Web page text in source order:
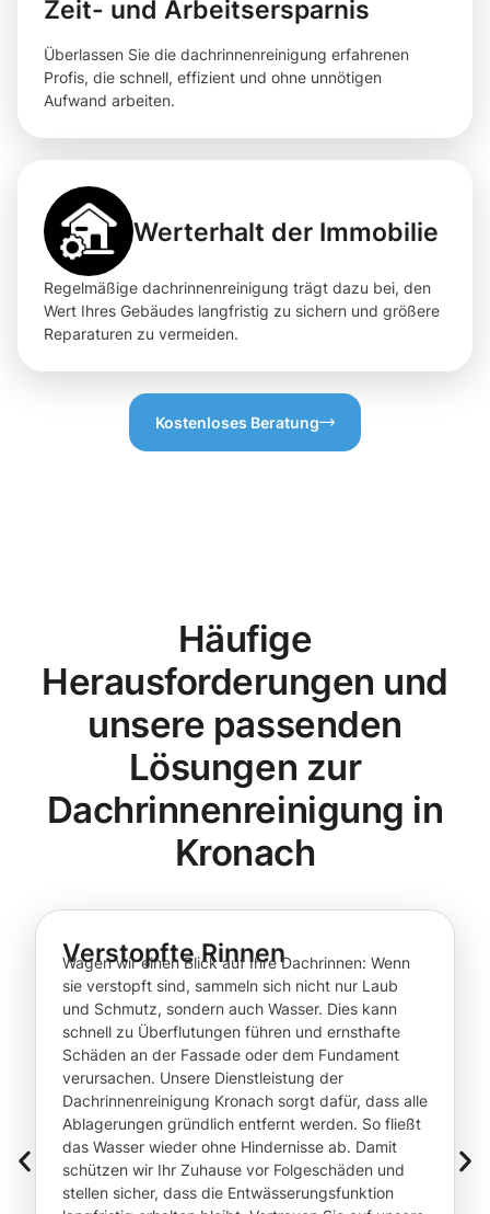
Zeit- und Arbeitsersparnis
Überlassen Sie die dachrinnenreinigung erfahrenen
Profis, die schnell, effizient und ohne unnötigen
Aufwand arbeiten.
Werterhalt der Immobilie
Regelmäßige dachrinnenreinigung trägt dazu bei, den
Wert Ihres Gebäudes langfristig zu sichern und größere
Reparaturen zu vermeiden.
Kostenloses Beratung
Häufige
Herausforderungen und
unsere passenden
Lösungen zur
Dachrinnenreinigung in
Kronach
Verstopfte Rinnen
Wagen wir einen Blick auf Ihre Dachrinnen: Wenn
sie verstopft sind, sammeln sich nicht nur Laub
und Schmutz, sondern auch Wasser. Dies kann
schnell zu Überflutungen führen und ernsthafte
Schäden an der Fassade oder dem Fundament
verursachen. Unsere Dienstleistung der
Dachrinnenreinigung Kronach sorgt dafür, dass alle
Ablagerungen gründlich entfernt werden. So fließt
das Wasser wieder ohne Hindernisse ab. Damit
schützen wir Ihr Zuhause vor Folgeschäden und
stellen sicher, dass die Entwässerungsfunktion